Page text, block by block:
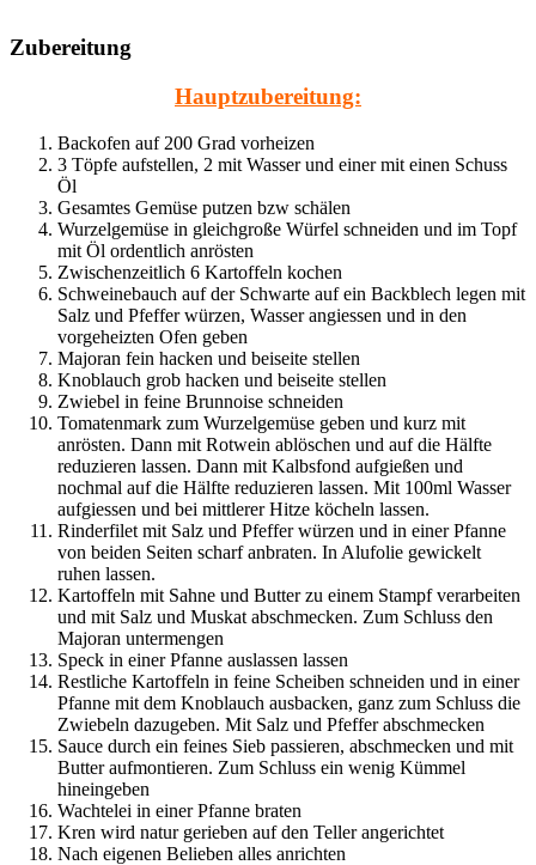
Zubereitung
Hauptzubereitung:
Backofen auf 200 Grad vorheizen
3 Töpfe aufstellen, 2 mit Wasser und einer mit einen Schuss
Öl
Gesamtes Gemüse putzen bzw schälen
Wurzelgemüse in gleichgroße Würfel schneiden und im Topf
mit Öl ordentlich anrösten
Zwischenzeitlich 6 Kartoffeln kochen
Schweinebauch auf der Schwarte auf ein Backblech legen mit
Salz und Pfeffer würzen, Wasser angiessen und in den
vorgeheizten Ofen geben
Majoran fein hacken und beiseite stellen
Knoblauch grob hacken und beiseite stellen
Zwiebel in feine Brunnoise schneiden
Tomatenmark zum Wurzelgemüse geben und kurz mit
anrösten. Dann mit Rotwein ablöschen und auf die Hälfte
reduzieren lassen. Dann mit Kalbsfond aufgießen und
nochmal auf die Hälfte reduzieren lassen. Mit 100ml Wasser
aufgiessen und bei mittlerer Hitze köcheln lassen.
Rinderfilet mit Salz und Pfeffer würzen und in einer Pfanne
von beiden Seiten scharf anbraten. In Alufolie gewickelt
ruhen lassen.
Kartoffeln mit Sahne und Butter zu einem Stampf verarbeiten
und mit Salz und Muskat abschmecken. Zum Schluss den
Majoran untermengen
Speck in einer Pfanne auslassen lassen
Restliche Kartoffeln in feine Scheiben schneiden und in einer
Pfanne mit dem Knoblauch ausbacken, ganz zum Schluss die
Zwiebeln dazugeben. Mit Salz und Pfeffer abschmecken
Sauce durch ein feines Sieb passieren, abschmecken und mit
Butter aufmontieren. Zum Schluss ein wenig Kümmel
hineingeben
Wachtelei in einer Pfanne braten
Kren wird natur gerieben auf den Teller angerichtet
Nach eigenen Belieben alles anrichten